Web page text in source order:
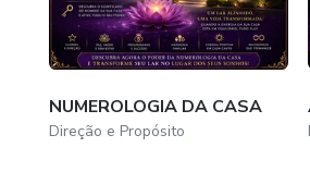
sente e constrói o seu futuro.
NUMEROLOGIA DA CASA
Direção e Propósito